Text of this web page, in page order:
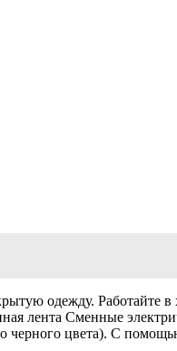
одежду. Работайте
лента Сменные
черного цвета). С